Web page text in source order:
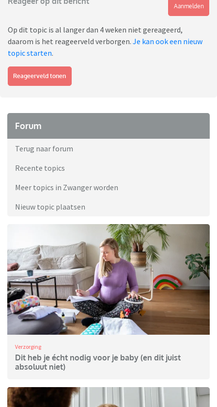
Aanmelden
Op dit topic is al langer dan 4 weken niet gereageerd,
daarom is het reageerveld verborgen. Je kan ook een nieuw
topic starten.
Reageerveld tonen
Forum
Terug naar forum
Recente topics
Meer topics in Zwanger worden
Nieuw topic plaatsen
Verzorging
Dit heb je écht nodig voor je baby (en dit juist
absoluut niet)